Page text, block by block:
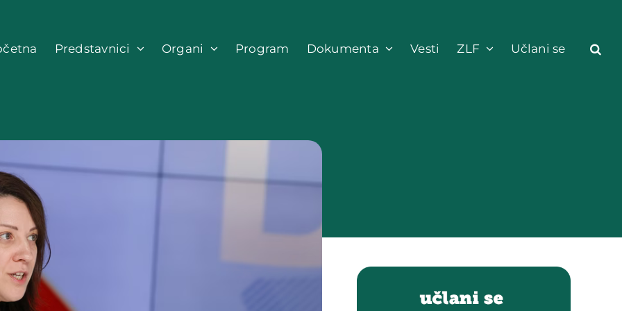
Predstavnici Organi Program Dokumenta Vesti ZLF Učlani se